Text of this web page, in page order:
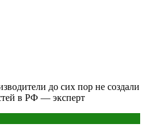
до сих пор не создали
в РФ — эксперт